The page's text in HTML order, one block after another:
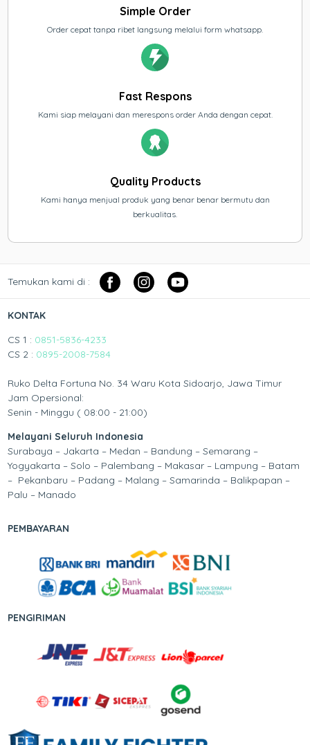
Simple Order
Order cepat tanpa ribet langsung melalui form whatsapp.
Fast Respons
Kami siap melayani dan merespons order Anda dengan cepat.
Quality Products
Kami hanya menjual produk yang benar benar bermutu dan
berkualitas.
Temukan kami di :
KONTAK
CS 1 : 0851-5836-4233
CS 2 : 0895-2008-7584
Ruko Delta Fortuna No. 34 Waru Kota Sidoarjo, Jawa Timur
Jam Opersional:
Senin - Minggu ( 08:00 - 21:00)
Melayani Seluruh Indonesia
Surabaya – Jakarta – Medan – Bandung – Semarang –
Yogyakarta – Solo – Palembang – Makasar – Lampung – Batam
– Pekanbaru – Padang – Malang – Samarinda – Balikpapan –
Palu – Manado
PEMBAYARAN
PENGIRIMAN